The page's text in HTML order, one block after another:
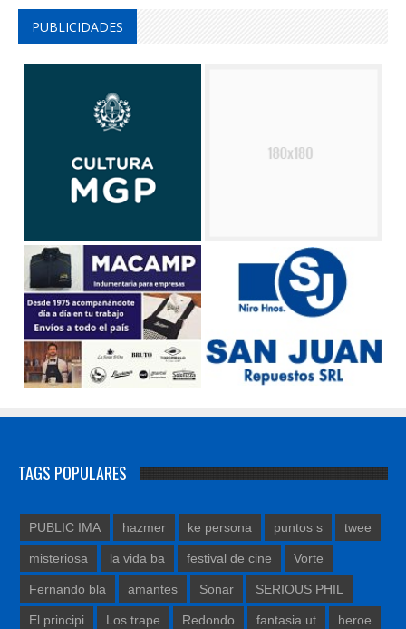
PUBLICIDADES
TAGS POPULARES
PUBLIC IMA hazmer ke persona puntos s twee
misteriosa la vida ba festival de cine Vorte
Fernando bla amantes Sonar SERIOUS PHIL
El principi Los trape Redondo fantasia ut heroe